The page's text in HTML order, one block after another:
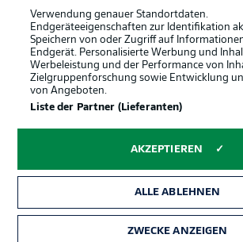
Jobs
Partner Spieler
Liveticker AGB
Verwendung genauer Standortdaten.
Endgeräteeigenschaften zur Identifikation
Speichern von oder Zugriff auf
Endgerät. Personalisierte Werbung und
Werbeleistung und der Performance von
Zielgruppenforschung sowie Entwicklung
von Angeboten.
Liste der Partner (Lieferanten)
AKZEPTIEREN
ALLE ABLEHNEN
ZWECKE ANZEIGEN